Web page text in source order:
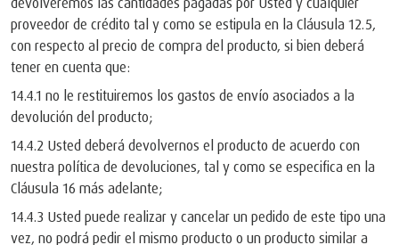
proveedor de crédito tal y como se estipula en la Cláusula 12.5,
con respecto al precio de compra del producto, si bien deberá
tener en cuenta que:
14.4.1 no le restituiremos los gastos de envío asociados a la
devolución del producto;
14.4.2 Usted deberá devolvernos el producto de acuerdo con
nuestra política de devoluciones, tal y como se especifica en la
Cláusula 16 más adelante;
14.4.3 Usted puede realizar y cancelar un pedido de este tipo una
vez, no podrá pedir el mismo producto o un producto similar a